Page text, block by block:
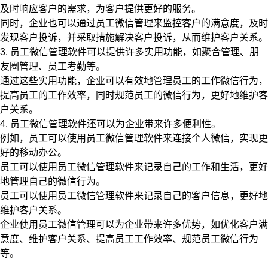
及时响应客户的需求，为客户提供更好的服务。
同时，企业也可以通过员工微信管理来监控客户的满意度，及时
发现客户投诉，并采取措施解决客户投诉，从而维护客户关系。
3. 员工微信管理软件可以提供许多实用功能，如聚合管理、朋
友圈管理、员工考勤等。
通过这些实用功能，企业可以有效地管理员工的工作微信行为，
提高员工的工作效率，同时规范员工的微信行为，更好地维护客
户关系。
4. 员工微信管理软件还可以为企业带来许多便利性。
例如，员工可以使用员工微信管理软件来连接个人微信，实现更
好的移动办公。
员工可以使用员工微信管理软件来记录自己的工作和生活，更好
地管理自己的微信行为。
员工可以使用员工微信管理软件来记录自己的客户信息，更好地
维护客户关系。
企业使用员工微信管理可以为企业带来许多优势，如优化客户满
意度、维护客户关系、提高员工工作效率、规范员工微信行为
等。